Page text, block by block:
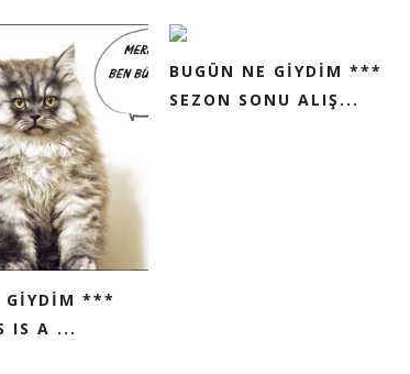
GİYDİM ***
IS A ...
BUGÜN NE GİYDİM ***
SEZON SONU ALIŞ...